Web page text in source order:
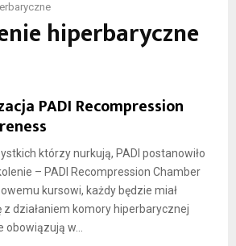
hiperbaryczne
PADI Recompression
którzy nurkują, PADI postanowiło
– PADI Recompression Chamber
kursowi, każdy będzie miał
z działaniem komory hiperbarycznej
w...